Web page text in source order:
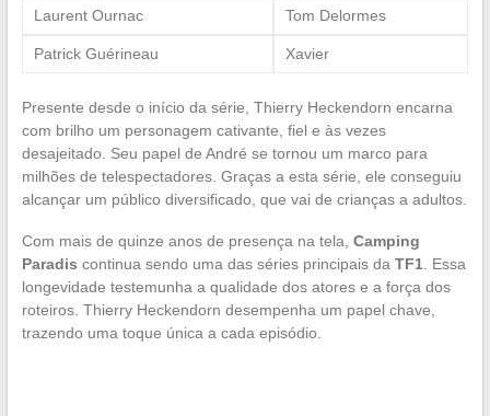
Laurent Ournac Tom Delormes
Patrick Guérineau Xavier
Presente desde o início da série, Thierry Heckendorn encarna
com brilho um personagem cativante, fiel e às vezes
desajeitado. Seu papel de André se tornou um marco para
milhões de telespectadores. Graças a esta série, ele conseguiu
alcançar um público diversificado, que vai de crianças a adultos.
Com mais de quinze anos de presença na tela, Camping
Paradis continua sendo uma das séries principais da TF1. Essa
longevidade testemunha a qualidade dos atores e a força dos
roteiros. Thierry Heckendorn desempenha um papel chave,
trazendo uma toque única a cada episódio.